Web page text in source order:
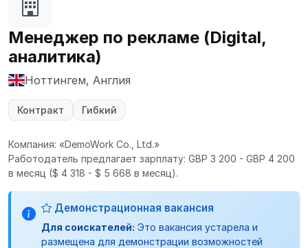
Менеджер по рекламе (Digital,
аналитика)
Ноттингем, Англия
Контракт Гибкий
Компания: «DemoWork Co., Ltd.»
Работодатель предлагает зарплату: GBP 3 200 - GBP 4 200
в месяц ($ 4 318 - $ 5 668 в месяц).
Демонстрационная вакансия
Для соискателей: Это вакансия устарела и
размещена для демонстрации возможностей